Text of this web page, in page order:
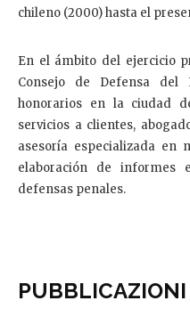
chileno (2000) hasta el
En el ámbito del ejercicio
Consejo de Defensa del
honorarios en la ciudad
servicios a clientes,
asesoría especializada en
elaboración de informes
defensas penales.
PUBBLICAZIONI